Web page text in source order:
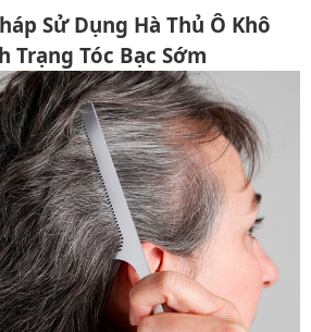
Sử Dụng Hà Thủ Ô Khô
Trạng Tóc Bạc Sớm